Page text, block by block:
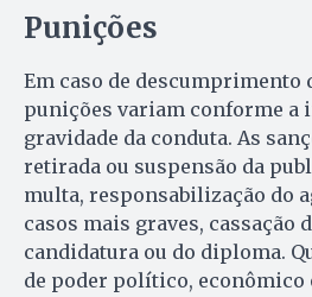
Punições
Em caso de descumprimento
punições variam conforme a
gravidade da conduta. As
retirada ou suspensão da
multa, responsabilização do
casos mais graves, cassação
candidatura ou do diploma.
de poder político, econômico